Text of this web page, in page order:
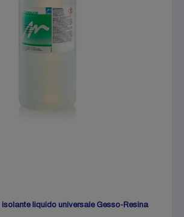
liquido universale Gesso-Resina